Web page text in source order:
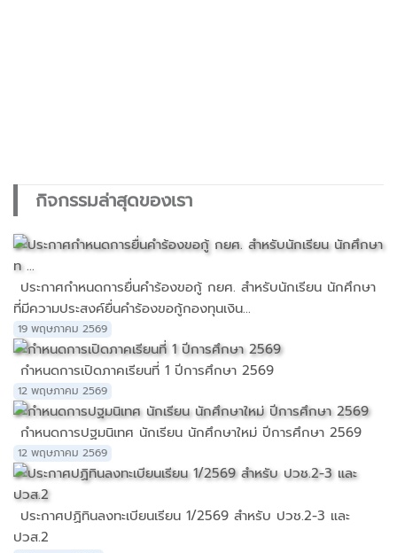
กิจกรรมล่าสุดของเรา
ประกาศกำหนดการยื่นคำร้องขอกู้ กยศ. สำหรับนักเรียน นักศึกษา
ที่มีความประสงค์ยื่นคำร้องขอกู้กองทุนเงิน...
19 พฤษภาคม 2569
กำหนดการเปิดภาคเรียนที่ 1 ปีการศึกษา 2569
12 พฤษภาคม 2569
กำหนดการปฐมนิเทศ นักเรียน นักศึกษาใหม่ ปีการศึกษา 2569
12 พฤษภาคม 2569
ประกาศปฏิทินลงทะเบียนเรียน 1/2569 สำหรับ ปวช.2-3 และ
ปวส.2